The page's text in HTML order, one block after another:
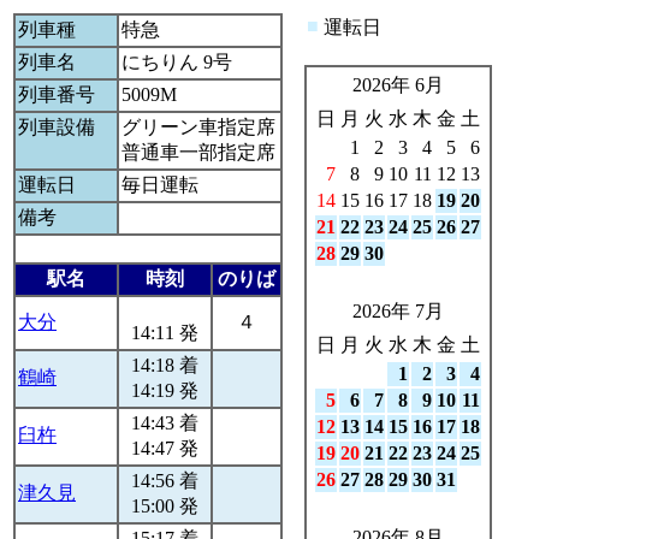
列車種
特急
列車名
にちりん 9号
列車番号
5009M
列車設備
グリーン車指定席
普通車一部指定席
運転日
毎日運転
備考
駅名 時刻 のりば
大分
14:11 発
４
鶴崎
14:18 着
14:19 発
臼杵
14:43 着
14:47 発
津久見
14:56 着
15:00 発
■ 運転日
2026年 6月
日
月 火 水 木 金 土
1
2 3 4 5
6
7
8 9 10 11 12 13
14 15 16 17 18 19 20
21 22 23 24 25 26 27
28 29 30
2026年 7月
日
月 火 水 木 金 土
1
2 3
4
5
6 7 8 9 10 11
12 13 14 15 16 17 18
19 20 21 22 23 24 25
26 27 28 29 30 31